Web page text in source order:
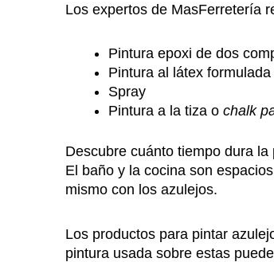
Los expertos de MasFerretería
Pintura epoxi de dos
Pintura al látex
Spray
Pintura a la tiza o chalk
Descubre cuánto tiempo dura
El baño y la cocina son
mismo con los azulejos.
Los productos para pintar
pintura usada sobre estas